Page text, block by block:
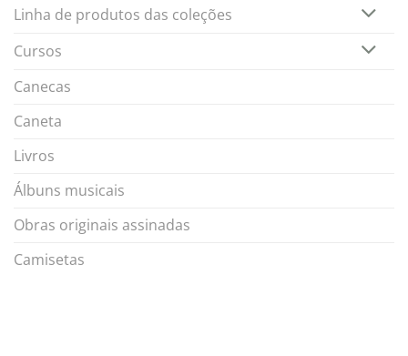
Linha de produtos das coleções
Cursos
Canecas
Caneta
Livros
Álbuns musicais
Obras originais assinadas
Camisetas